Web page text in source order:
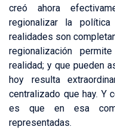
creó ahora
regionalizar la
realidades son
regionalización
realidad; y que pueden
hoy resulta
centralizado que hay. Y
es que en esa
representadas.